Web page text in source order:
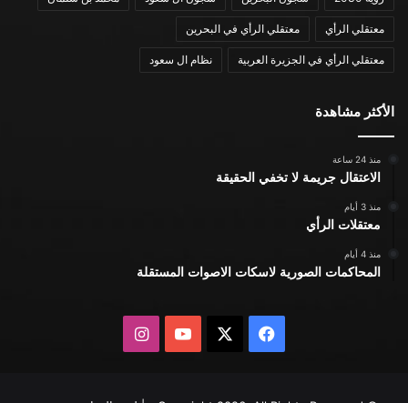
معتقلي الرأي معتقلي الرأي في البحرين
معتقلي الرأي في الجزيرة العربية نظام ال سعود
الأكثر مشاهدة
منذ 24 ساعة
الاعتقال جريمة لا تخفي الحقيقة
منذ 3 أيام
معتقلات الرأي
منذ 4 أيام
المحاكمات الصورية لاسكات الاصوات المستقلة
فيسبوك يوتيوبانستقرام